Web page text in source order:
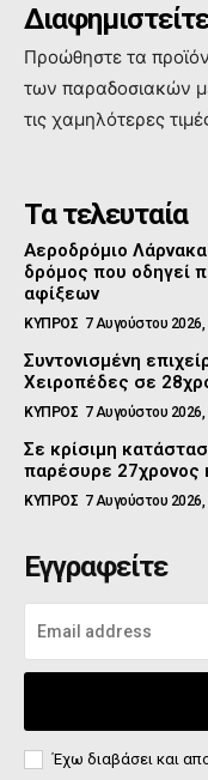
Διαφημιστείτε
Προώθηστε τα
των παραδοσιακών
τις χαμηλότερες
Τα τελευταία
Αεροδρόμιο
δρόμος που οδηγεί
αφίξεων
ΚΥΠΡΟΣ 7 Αυγούστου 2026,
Συντονισμένη
Χειροπέδες σε
ΚΥΠΡΟΣ 7 Αυγούστου 2026,
Σε κρίσιμη
παρέσυρε 27χρονος
ΚΥΠΡΟΣ 7 Αυγούστου 2026,
Εγγραφείτε
Έχω διαβάσει και